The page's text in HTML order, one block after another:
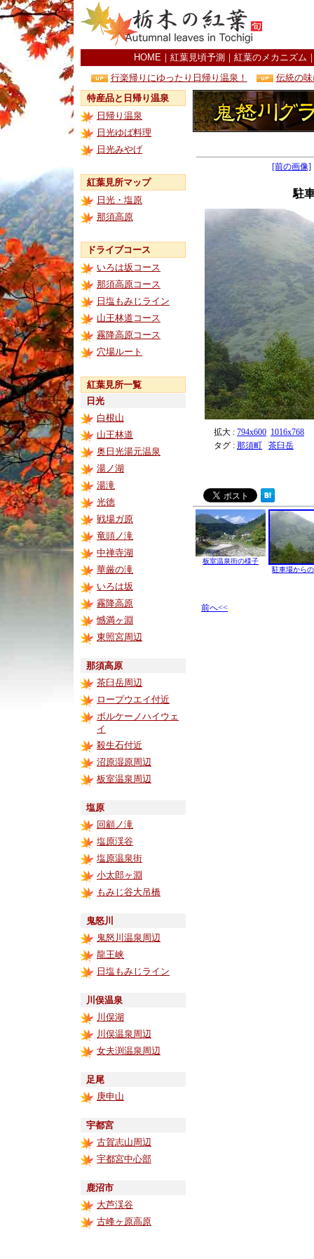
HOME ｜ 紅葉見頃予測 ｜ 紅葉のメカニズム
行楽帰りにゆったり日帰り温泉！
伝統の
特産品と日帰り温泉
日帰り温泉
日光ゆば料理
日光みやげ
紅葉見所マップ
日光・塩原
那須高原
ドライブコース
いろは坂コース
那須高原コース
日塩もみじライン
山王林道コース
霧降高原コース
穴場ルート
紅葉見所一覧
日光
白根山
山王林道
奥日光湯元温泉
湯ノ湖
湯滝
光徳
戦場ガ原
竜頭ノ滝
中禅寺湖
華厳の滝
いろは坂
霧降高原
憾満ヶ淵
東照宮周辺
那須高原
茶臼岳周辺
ロープウエイ付近
ボルケーノハイウェ
イ
殺生石付近
沼原湿原周辺
板室温泉周辺
塩原
回顧ノ滝
塩原渓谷
塩原温泉街
小太郎ヶ淵
もみじ谷大吊橋
鬼怒川
鬼怒川温泉周辺
龍王峡
日塩もみじライン
川俣温泉
川俣湖
川俣温泉周辺
女夫渕温泉周辺
足尾
庚申山
宇都宮
古賀志山周辺
宇都宮中心部
鹿沼市
大芦渓谷
古峰ヶ原高原
[前の画像]
駐
拡大 : 794x600 1016x768
タグ : 那須町 茶臼岳
板室温泉街の様子
駐車場から
前へ<<